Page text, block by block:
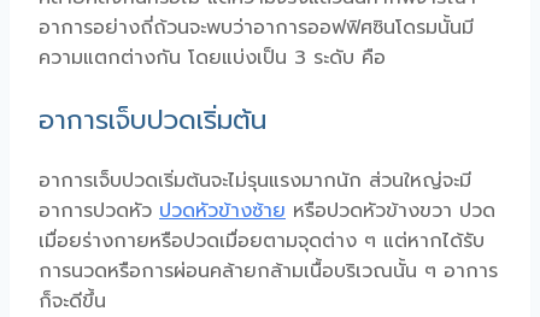
อาการอย่างถี่ถ้วนจะพบว่าอาการออฟฟิศซินโดรมนั้นมี
ความแตกต่างกัน โดยแบ่งเป็น 3 ระดับ คือ
อาการเจ็บปวดเริ่มต้น
อาการเจ็บปวดเริ่มต้นจะไม่รุนแรงมากนัก ส่วนใหญ่จะมี
อาการปวดหัว ปวดหัวข้างซ้าย หรือปวดหัวข้างขวา ปวด
เมื่อยร่างกายหรือปวดเมื่อยตามจุดต่าง ๆ แต่หากได้รับ
การนวดหรือการผ่อนคล้ายกล้ามเนื้อบริเวณนั้น ๆ อาการ
ก็จะดีขึ้น